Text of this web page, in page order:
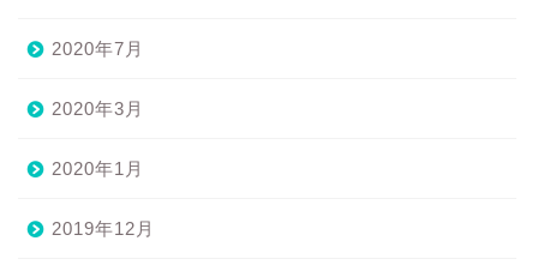
2020年7月
2020年3月
2020年1月
2019年12月